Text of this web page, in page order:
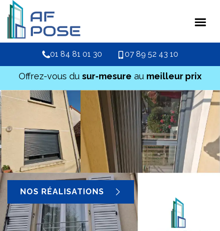
01 84 81 01 30 07 89 52 43 10
Offrez-vous du sur-mesure au meilleur prix
NOS RÉALISATIONS